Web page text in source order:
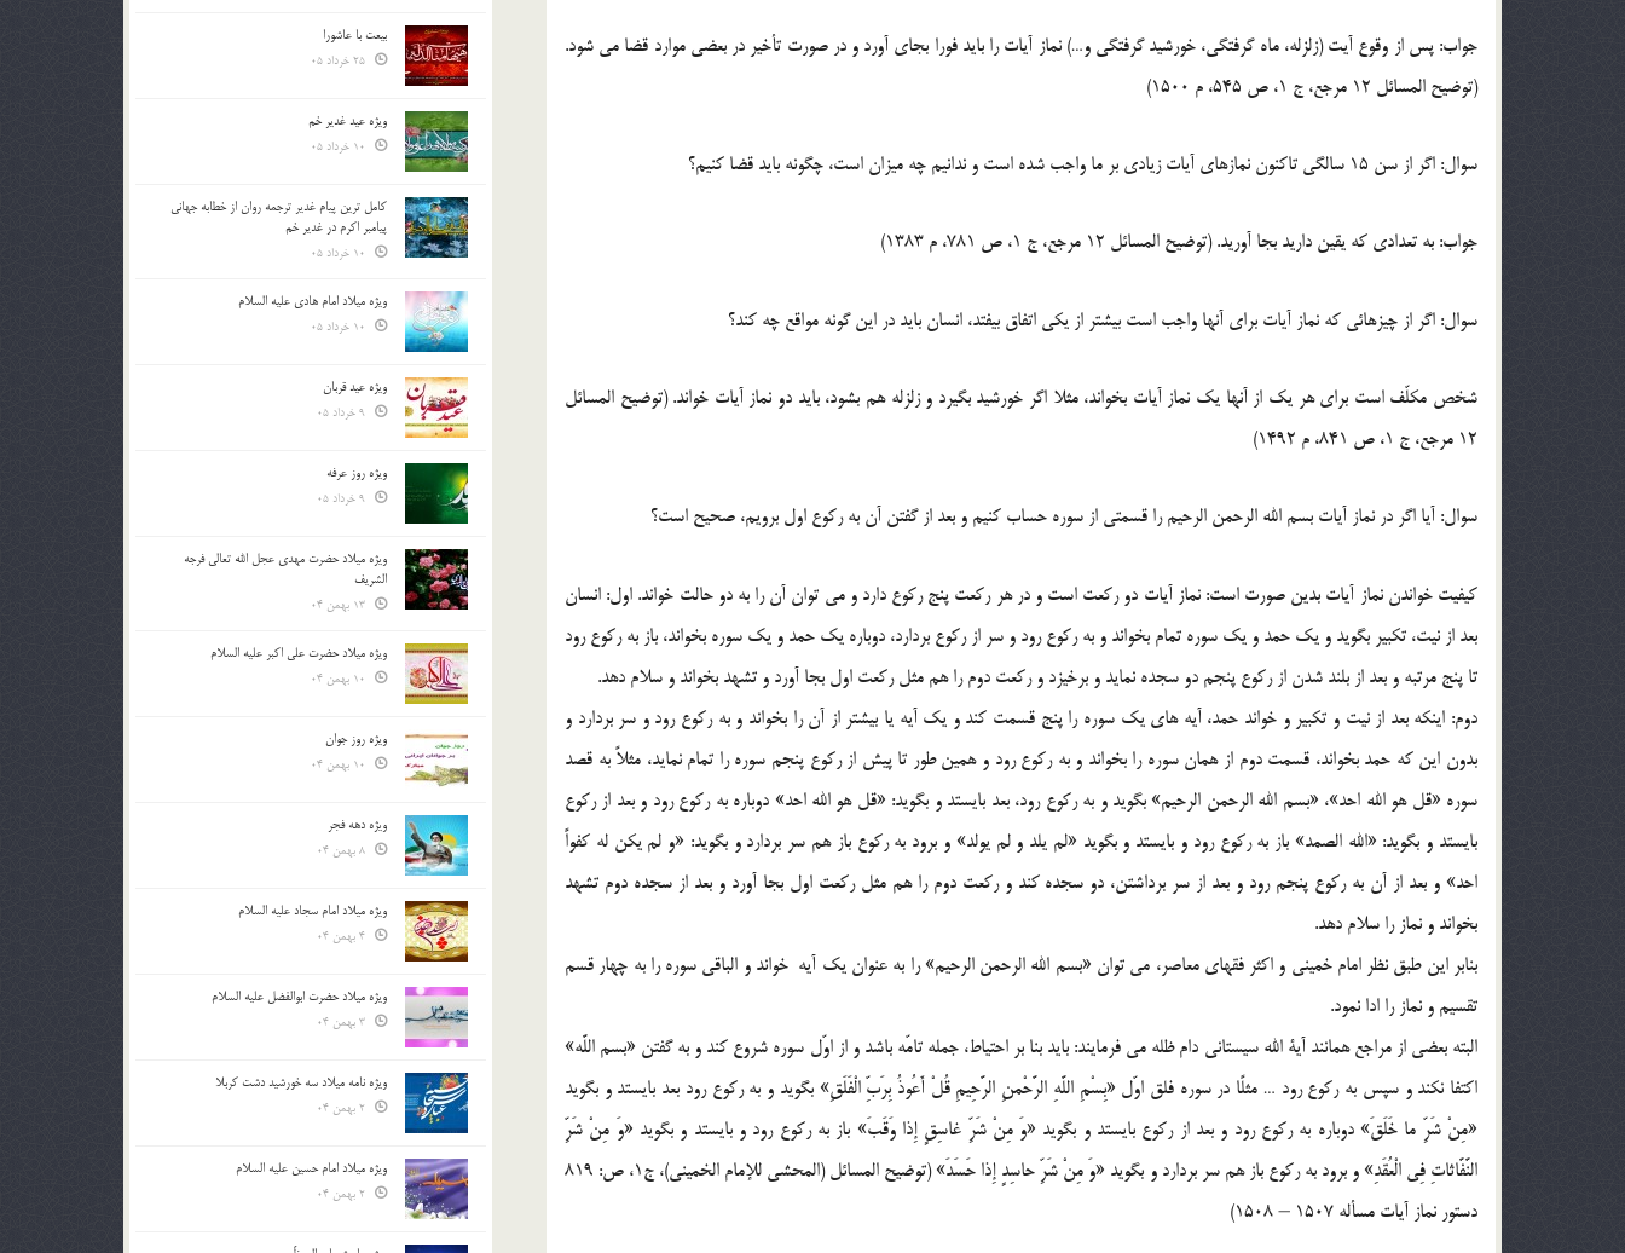
جواب: پس از وقوع آیت (زلزله، ماه گرفتگی، خورشید گرفتگی و…) نماز آیات را باید فورا بجای آورد و در صورت تأخیر در بعضی موارد قضا می شود.
(توضیح المسائل 12 مرجع، ج 1، ص 545، م 1500)
سوال: اگر از سن 15 سالگی تاکنون نمازهای آیات زیادی بر ما واجب شده است و ندانیم چه میزان است، چگونه باید قضا کنیم؟
جواب: به تعدادی که یقین دارید بجا آورید. (توضیح المسائل 12 مرجع، ج 1، ص 781، م 1383)
سوال: اگر از چیزهائی که نماز آیات برای آنها واجب است بیشتر از یکی اتفاق بیفتد، انسان باید در این گونه مواقع چه کند؟
شخص مکلّف است برای هر یک از آنها یک نماز آیات بخواند، مثلا اگر خورشید بگیرد و زلزله هم بشود، باید دو نماز آیات خواند. (توضیح المسائل
12 مرجع، ج 1، ص 841، م 1492)
سوال: آیا اگر در نماز آیات بسم الله الرحمن الرحیم را قسمتی از سوره حساب کنیم و بعد از گفتن آن به رکوع اول برویم، صحیح است؟
کیفیت خواندن نماز آیات بدین صورت است: نماز آیات دو رکعت است و در هر رکعت پنج رکوع دارد و می توان آن را به دو حالت خواند. اول: انسان
بعد از نیت، تکبیر بگوید و یک حمد و یک سوره تمام بخواند و به رکوع رود و سر از رکوع بردارد، دوباره یک حمد و یک سوره بخواند، باز به رکوع رود
تا پنج مرتبه و بعد از بلند شدن از رکوع پنجم دو سجده نماید و برخیزد و رکعت دوم را هم مثل رکعت اول بجا آورد و تشهد بخواند و سلام دهد.
دوم: اینکه بعد از نیت و تکبیر و خواند حمد، آیه های یک سوره را پنج قسمت کند و یک آیه یا بیشتر از آن را بخواند و به رکوع رود و سر بردارد و
بدون این که حمد بخواند، قسمت دوم از همان سوره را بخواند و به رکوع رود و همین طور تا پیش از رکوع پنجم سوره را تمام نماید، مثلاً به قصد
سوره «قل هو الله احد»، «بسم الله الرحمن الرحیم» بگوید و به رکوع رود، بعد بایستد و بگوید: «قل هو الله احد» دوباره به رکوع رود و بعد از رکوع
بایستد و بگوید: «الله الصمد» باز به رکوع رود و بایستد و بگوید «لم یلد و لم یولد» و برود به رکوع باز هم سر بردارد و بگوید: «و لم یکن له کفواً
احد» و بعد از آن به رکوع پنجم رود و بعد از سر برداشتن، دو سجده کند و رکعت دوم را هم مثل رکعت اول بجا آورد و بعد از سجده دوم تشهد
بخواند و نماز را سلام دهد.
بنابر این طبق نظر امام خمینی و اکثر فقهای معاصر، می توان «بسم الله الرحمن الرحیم» را به عنوان یک آیه خواند و الباقی سوره را به چهار قسم
تقسیم و نماز را ادا نمود.
البته بعضی از مراجع همانند آیة الله سیستانی دام ظله می فرمایند: باید بنا بر احتیاط، جمله تامّه باشد و از اوّل سوره شروع کند و به گفتن «بسم اللَّه»
اکتفا نکند و سپس به رکوع رود … مثلًا در سوره فلق اوّل «بِسْمِ اللَّهِ الرَّحْمنِ الرَّحِیمِ قُلْ أَعُوذُ بِرَبِّ الْفَلَقِ» بگوید و به رکوع رود بعد بایستد و بگوید
«مِنْ شَرِّ ما خَلَقَ» دوباره به رکوع رود و بعد از رکوع بایستد و بگوید «وَ مِنْ شَرِّ غاسِقٍ إِذا وَقَبَ» باز به رکوع رود و بایستد و بگوید «وَ مِنْ شَرِّ
النَّفَّاثاتِ فِی الْعُقَدِ» و برود به رکوع باز هم سر بردارد و بگوید «وَ مِنْ شَرِّ حاسِدٍ إِذا حَسَدَ» (توضیح المسائل (المحشى للإمام الخمینی)، ج‏1، ص: 819
دستور نماز آیات مسأله 1507 – 1508)
بیعت با عاشورا
ویژه عید غدیر خم
کامل ترین پیام غدیر ترجمه روان از خطابه جهانی
پیامبر اکرم در غدیر خم
ویژه میلاد امام هادی علیه السلام
ویژه عید قربان
ویژه روز عرفه
ویژه میلاد حضرت مهدی عجل الله تعالی فرجه
الشريف
ویژه میلاد حضرت علی اکبر علیه السلام
ویژه روز جوان
ویژه دهه فجر
ویژه میلاد امام سجاد علیه السلام
ویژه میلاد حضرت ابوالفضل علیه السلام
ویژه نامه میلاد سه خورشید دشت کربلا
ویژه میلاد امام حسین علیه السلام